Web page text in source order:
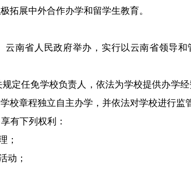
极拓展中外合作办学和留学生教育。
云南省人民政府举办，实行以云南省领导
任免学校负责人，依法为学校提供办学经
校章程独立自主办学，并依法对学校进行监管
列权利：
；
动；